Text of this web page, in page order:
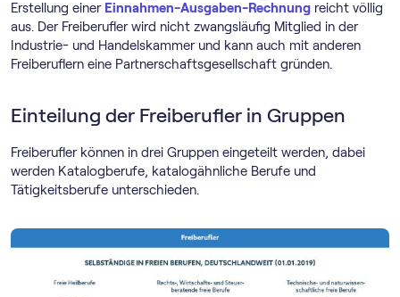
Erstellung einer Einnahmen-Ausgaben-Rechnung reicht völlig
aus. Der Freiberufler wird nicht zwangsläufig Mitglied in der
Industrie- und Handelskammer und kann auch mit anderen
Freiberuflern eine Partnerschaftsgesellschaft gründen.
Einteilung der Freiberufler in Gruppen
Freiberufler können in drei Gruppen eingeteilt werden, dabei
werden Katalogberufe, katalogähnliche Berufe und
Tätigkeitsberufe unterschieden.